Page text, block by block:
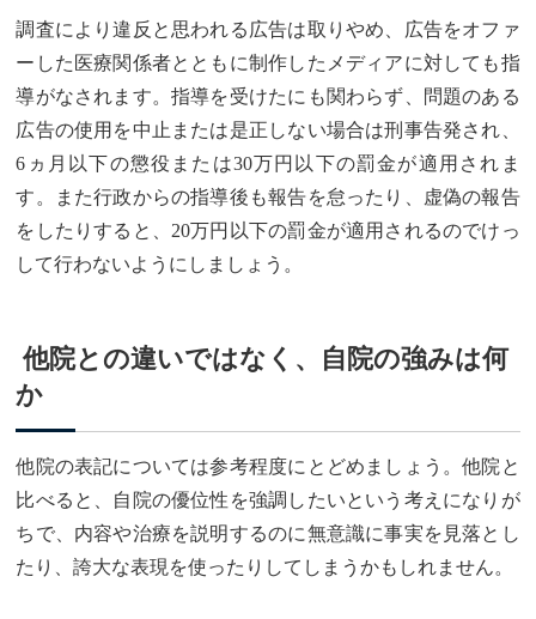
調査により違反と思われる広告は取りやめ、広告をオファ
ーした医療関係者とともに制作したメディアに対しても指
導がなされます。指導を受けたにも関わらず、問題のある
広告の使用を中止または是正しない場合は刑事告発され、
6ヵ月以下の懲役または30万円以下の罰金が適用されま
す。また行政からの指導後も報告を怠ったり、虚偽の報告
をしたりすると、20万円以下の罰金が適用されるのでけっ
して行わないようにしましょう。
他院との違いではなく、自院の強みは何
か
他院の表記については参考程度にとどめましょう。他院と
比べると、自院の優位性を強調したいという考えになりが
ちで、内容や治療を説明するのに無意識に事実を見落とし
たり、誇大な表現を使ったりしてしまうかもしれません。